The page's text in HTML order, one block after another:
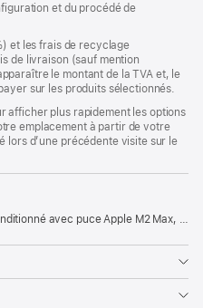
et du procédé de
et les frais de recyclage
de livraison (sauf mention
le montant de la TVA et, le
sur les produits sélectionnés.
afficher plus rapidement les options
emplacement à partir de votre
lors d’une précédente visite sur le
M2 Max, CPU 12 cœurs et GPU 38 cœurs - Gris sidéral